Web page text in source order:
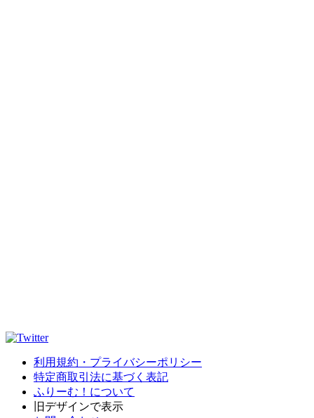
利用規約・プライバシーポリシー
特定商取引法に基づく表記
ふりーむ！について
旧デザインで表示